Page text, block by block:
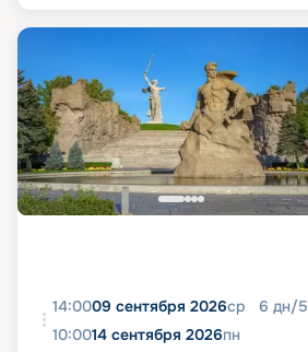
14:0009 сентября 2026ср 6 дн/5
10:0014 сентября 2026пн